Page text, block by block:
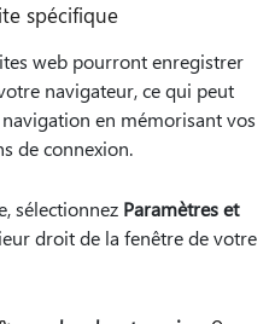
spécifique
web pourront enregistrer
navigateur, ce qui peut
en mémorisant vos
de connexion.
sélectionnez Paramètres et
droit de la fenêtre de votre